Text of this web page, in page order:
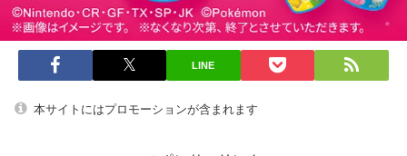
LINE
本サイトにはプロモーションが含まれます